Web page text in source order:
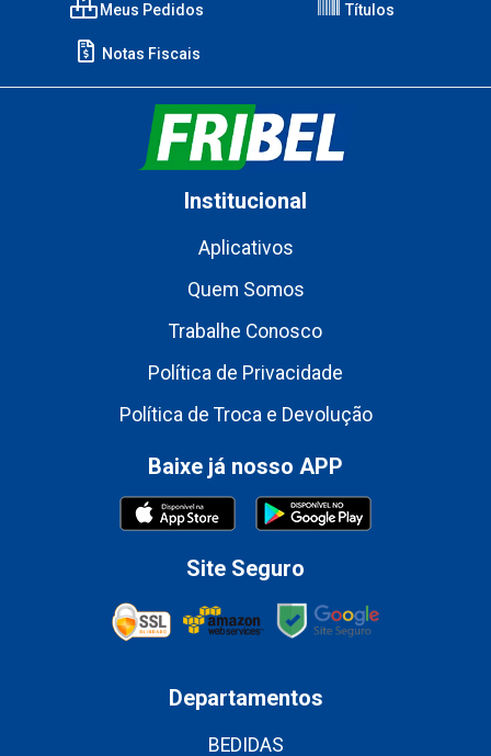
Meus Pedidos Títulos
Notas Fiscais
Institucional
Aplicativos
Quem Somos
Trabalhe Conosco
Política de Privacidade
Política de Troca e Devolução
Baixe já nosso APP
Site Seguro
Departamentos
BEDIDAS